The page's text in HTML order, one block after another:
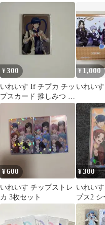
¥300
いれいす If チプカ チッ
プスカード 推しみつ 推
しが見つかる3分ちょい
¥1,000
いれい
¥600
いれいす チップストレ
カ 3枚セット
¥300
いれい
プス2 シ